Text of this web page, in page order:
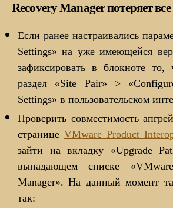
Recovery Manager потеряет
Если ранее настраивались
Settings» на уже имеющейся
зафиксировать в блокноте то,
раздел «Site Pair» >
Settings» в пользовательском
Проверить совместимость
странице VMware Product
зайти на вкладку «Upgrade
выпадающем списке
Manager». На данный момент
так: